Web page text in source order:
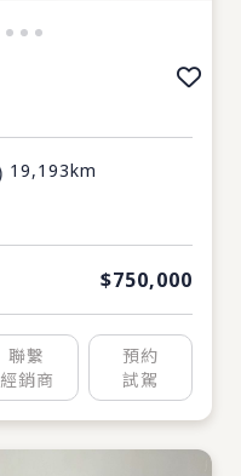
19,193km
$750,000
聯繫
經銷商
預約
試駕